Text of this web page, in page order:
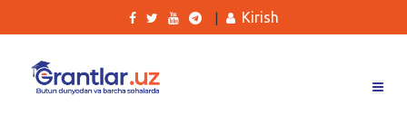
Kirish